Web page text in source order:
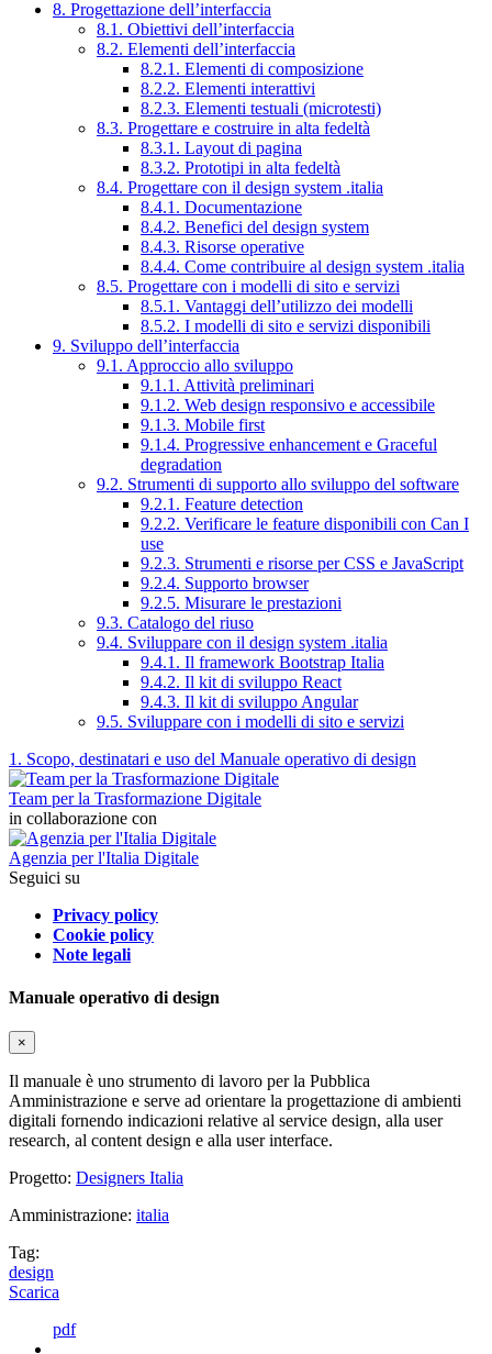
8. Progettazione dell’interfaccia
8.1. Obiettivi dell’interfaccia
8.2. Elementi dell’interfaccia
8.2.1. Elementi di composizione
8.2.2. Elementi interattivi
8.2.3. Elementi testuali (microtesti)
8.3. Progettare e costruire in alta fedeltà
8.3.1. Layout di pagina
8.3.2. Prototipi in alta fedeltà
8.4. Progettare con il design system .italia
8.4.1. Documentazione
8.4.2. Benefici del design system
8.4.3. Risorse operative
8.4.4. Come contribuire al design system .italia
8.5. Progettare con i modelli di sito e servizi
8.5.1. Vantaggi dell’utilizzo dei modelli
8.5.2. I modelli di sito e servizi disponibili
9. Sviluppo dell’interfaccia
9.1. Approccio allo sviluppo
9.1.1. Attività preliminari
9.1.2. Web design responsivo e accessibile
9.1.3. Mobile first
9.1.4. Progressive enhancement e Graceful
degradation
9.2. Strumenti di supporto allo sviluppo del software
9.2.1. Feature detection
9.2.2. Verificare le feature disponibili con Can I
use
9.2.3. Strumenti e risorse per CSS e JavaScript
9.2.4. Supporto browser
9.2.5. Misurare le prestazioni
9.3. Catalogo del riuso
9.4. Sviluppare con il design system .italia
9.4.1. Il framework Bootstrap Italia
9.4.2. Il kit di sviluppo React
9.4.3. Il kit di sviluppo Angular
9.5. Sviluppare con i modelli di sito e servizi
1. Scopo, destinatari e uso del Manuale operativo di design
Team per la Trasformazione Digitale
in collaborazione con
Agenzia per l'Italia Digitale
Seguici su
Privacy policy
Cookie policy
Note legali
Manuale operativo di design
×
Il manuale è uno strumento di lavoro per la Pubblica
Amministrazione e serve ad orientare la progettazione di ambienti
digitali fornendo indicazioni relative al service design, alla user
research, al content design e alla user interface.
Progetto: Designers Italia
Amministrazione: italia
Tag:
design
Scarica
pdf